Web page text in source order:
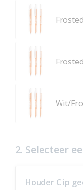
Wit/
2. Selecteer
Houder Clip